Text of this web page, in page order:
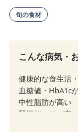
旬の食材
こんな病気・
健康的な食生活
血糖値・HbA1c
中性脂肪が高い
腎機能の値が高い